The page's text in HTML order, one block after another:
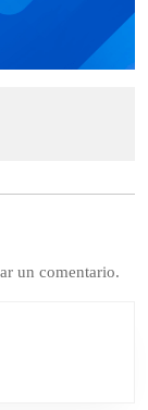
un comentario.